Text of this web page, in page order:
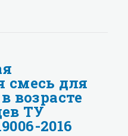
смесь для
возрасте
ТУ
2016